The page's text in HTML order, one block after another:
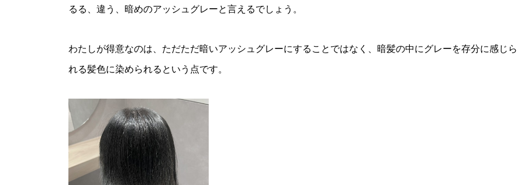
るる、違う、暗めのアッシュグレーと言えるでしょう。
わたしが得意なのは、ただただ暗いアッシュグレーにすることではなく、暗髪の中にグレーを存分に感じら
れる髪色に染められるという点です。